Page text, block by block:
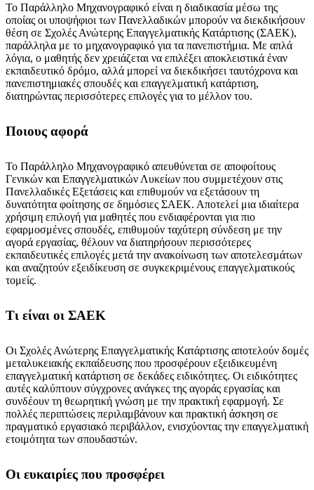
Το Παράλληλο Μηχανογραφικό είναι η διαδικασία μέσω της
οποίας οι υποψήφιοι των Πανελλαδικών μπορούν να διεκδικήσουν
θέση σε Σχολές Ανώτερης Επαγγελματικής Κατάρτισης (ΣΑΕΚ),
παράλληλα με το μηχανογραφικό για τα πανεπιστήμια. Με απλά
λόγια, ο μαθητής δεν χρειάζεται να επιλέξει αποκλειστικά έναν
εκπαιδευτικό δρόμο, αλλά μπορεί να διεκδικήσει ταυτόχρονα και
πανεπιστημιακές σπουδές και επαγγελματική κατάρτιση,
διατηρώντας περισσότερες επιλογές για το μέλλον του.
Ποιους αφορά
Το Παράλληλο Μηχανογραφικό απευθύνεται σε αποφοίτους
Γενικών και Επαγγελματικών Λυκείων που συμμετέχουν στις
Πανελλαδικές Εξετάσεις και επιθυμούν να εξετάσουν τη
δυνατότητα φοίτησης σε δημόσιες ΣΑΕΚ. Αποτελεί μια ιδιαίτερα
χρήσιμη επιλογή για μαθητές που ενδιαφέρονται για πιο
εφαρμοσμένες σπουδές, επιθυμούν ταχύτερη σύνδεση με την
αγορά εργασίας, θέλουν να διατηρήσουν περισσότερες
εκπαιδευτικές επιλογές μετά την ανακοίνωση των αποτελεσμάτων
και αναζητούν εξειδίκευση σε συγκεκριμένους επαγγελματικούς
τομείς.
Τι είναι οι ΣΑΕΚ
Οι Σχολές Ανώτερης Επαγγελματικής Κατάρτισης αποτελούν δομές
μεταλυκειακής εκπαίδευσης που προσφέρουν εξειδικευμένη
επαγγελματική κατάρτιση σε δεκάδες ειδικότητες. Οι ειδικότητες
αυτές καλύπτουν σύγχρονες ανάγκες της αγοράς εργασίας και
συνδέουν τη θεωρητική γνώση με την πρακτική εφαρμογή. Σε
πολλές περιπτώσεις περιλαμβάνουν και πρακτική άσκηση σε
πραγματικό εργασιακό περιβάλλον, ενισχύοντας την επαγγελματική
ετοιμότητα των σπουδαστών.
Οι ευκαιρίες που προσφέρει